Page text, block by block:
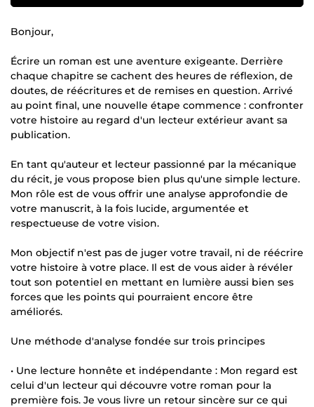
Bonjour,
Écrire un roman est une aventure exigeante. Derrière
chaque chapitre se cachent des heures de réflexion, de
doutes, de réécritures et de remises en question. Arrivé
au point final, une nouvelle étape commence : confronter
votre histoire au regard d'un lecteur extérieur avant sa
publication.
En tant qu'auteur et lecteur passionné par la mécanique
du récit, je vous propose bien plus qu'une simple lecture.
Mon rôle est de vous offrir une analyse approfondie de
votre manuscrit, à la fois lucide, argumentée et
respectueuse de votre vision.
Mon objectif n'est pas de juger votre travail, ni de réécrire
votre histoire à votre place. Il est de vous aider à révéler
tout son potentiel en mettant en lumière aussi bien ses
forces que les points qui pourraient encore être
améliorés.
Une méthode d'analyse fondée sur trois principes
• Une lecture honnête et indépendante : Mon regard est
celui d'un lecteur qui découvre votre roman pour la
première fois. Je vous livre un retour sincère sur ce qui